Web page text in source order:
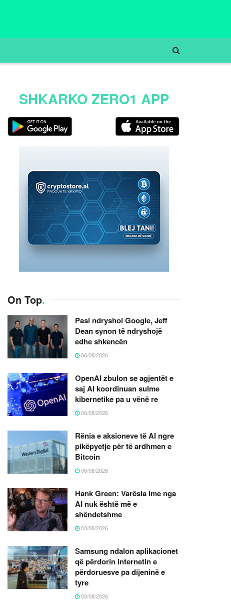
SHKARKO ZERO1 APP
On Top.
Pasi ndryshoi Google, Jeff
Dean synon të ndryshojë
edhe shkencën
06/08/2026
OpenAI zbulon se agjentët e
saj AI koordinuan sulme
kibernetike pa u vënë re
06/08/2026
Rënia e aksioneve të AI ngre
pikëpyetje për të ardhmen e
Bitcoin
06/08/2026
Hank Green: Varësia ime nga
AI nuk është më e
shëndetshme
03/08/2026
Samsung ndalon aplikacionet
që përdorin internetin e
përdoruesve pa dijeninë e
tyre
03/08/2026